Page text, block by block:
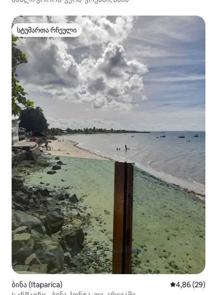
სტუმართა რჩეული
სტუმართა რჩეული
ბინა (Itaparica) საშუალო
4,86 (29)